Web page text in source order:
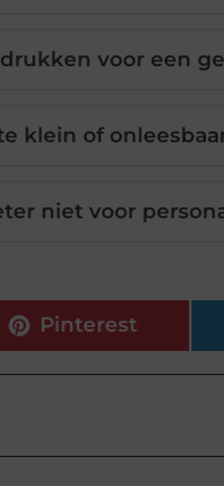
voor een
klein of
niet voor
Pinterest